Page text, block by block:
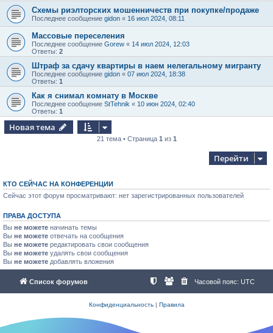
Схемы риэлторских мошенничеств при покупке/продаже
Последнее сообщение gidon « 16 июл 2024, 08:11
Массовые переселения
Последнее сообщение Gorew « 14 июл 2024, 12:03
Ответы: 2
Штраф за сдачу квартиры в наем нелегальному мигранту
Последнее сообщение gidon « 07 июл 2024, 18:38
Ответы: 1
Как я снимал комнату в Москве
Последнее сообщение StTehnik « 10 июн 2024, 02:40
Ответы: 1
Новая тема
21 тема • Страница 1 из 1
Перейти
КТО СЕЙЧАС НА КОНФЕРЕНЦИИ
Сейчас этот форум просматривают: нет зарегистрированных пользователей
ПРАВА ДОСТУПА
Вы не можете начинать темы
Вы не можете отвечать на сообщения
Вы не можете редактировать свои сообщения
Вы не можете удалять свои сообщения
Вы не можете добавлять вложения
Список форумов Часовой пояс: UTC
Конфиденциальность| Правила